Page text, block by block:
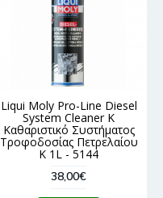
Liqui Moly Pro-Line Diesel
System Cleaner K
Καθαριστικό Συστήματος
Τροφοδοσίας Πετρελαίου
Κ 1L - 5144
38,00€